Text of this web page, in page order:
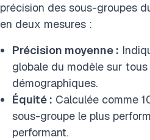
précision des sous-groupes
en deux mesures :
Précision moyenne :
globale du modèle sur
démographiques.
Équité : Calculée comme
sous-groupe le plus
performant.